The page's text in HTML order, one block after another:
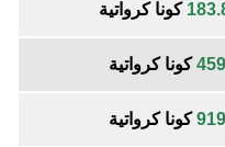
كونا كرواتية
كونا كرواتية
كونا كرواتية